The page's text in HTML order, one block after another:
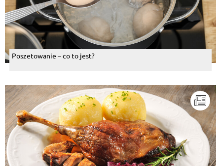
Poszetowanie – co to jest?